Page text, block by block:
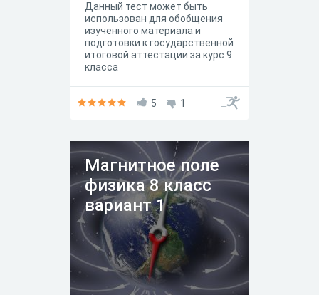
Данный тест может быть
использован для обобщения
изученного материала и
подготовки к государственной
итоговой аттестации за курс 9
класса
5 1
Магнитное поле
физика 8 класс
вариант 1